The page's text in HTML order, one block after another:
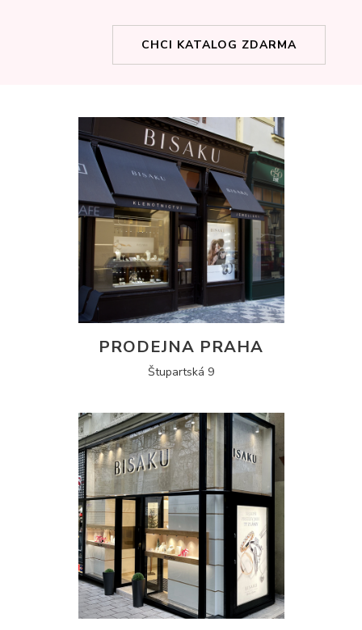
CHCI KATALOG ZDARMA
PRODEJNA PRAHA
Štupartská 9